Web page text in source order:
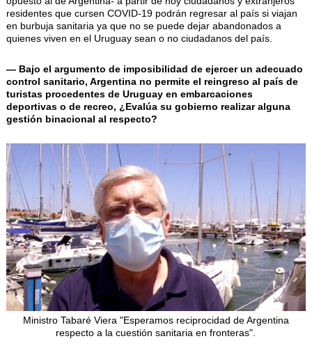
residentes que cursen COVID-19 podrán regresar al país si viajan
en burbuja sanitaria ya que no se puede dejar abandonados a
quienes viven en el Uruguay sean o no ciudadanos del país.
— Bajo el argumento de imposibilidad de ejercer un adecuado
control sanitario, Argentina no permite el reingreso al país de
turistas procedentes de Uruguay en embarcaciones
deportivas o de recreo, ¿Evalúa su gobierno realizar alguna
gestión binacional al respecto?
Ministro Tabaré Viera "Esperamos reciprocidad de Argentina
respecto a la cuestión sanitaria en fronteras".